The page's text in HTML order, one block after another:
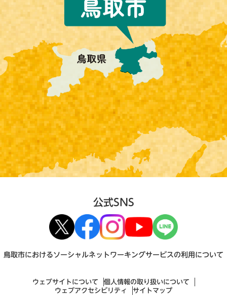
公式SNS
鳥取市におけるソーシャルネットワーキングサービスの利用について
ウェブサイトについて
個人情報の取り扱いについて
ウェブアクセシビリティ
サイトマップ